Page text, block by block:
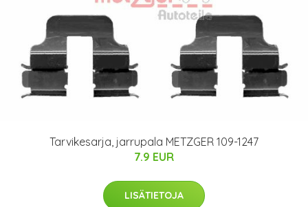
Tarvikesarja, jarrupala METZGER 109-1247
7.9 EUR
LISÄTIETOJA